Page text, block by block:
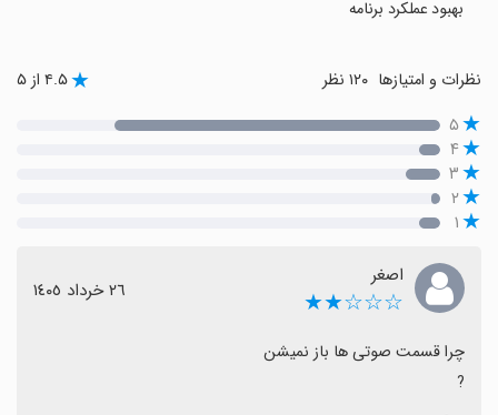
بهبود عملکرد برنامه
نظرات و امتیازها ۴.۵ از ۵
۵
۴
۳
۲
۱
اصغر
☆☆☆★★ ٢٦ خرداد ١٤٠٥
?